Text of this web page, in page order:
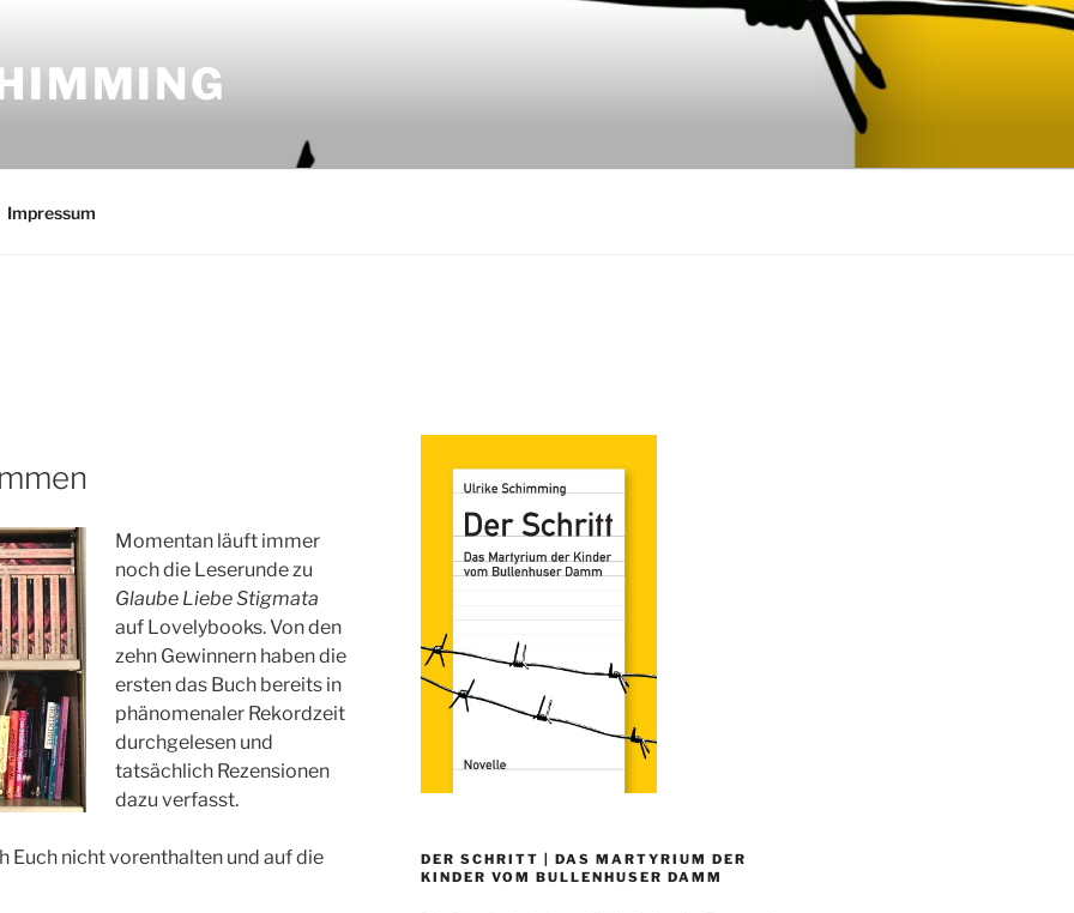
Impressum
Momentan läuft immer
noch die Leserunde zu
Glaube Liebe Stigmata
auf Lovelybooks. Von den
zehn Gewinnern haben die
ersten das Buch bereits in
phänomenaler Rekordzeit
durchgelesen und
tatsächlich Rezensionen
dazu verfasst.
Euch nicht vorenthalten und auf die
DER SCHRITT | DAS MARTYRIUM DER
KINDER VOM BULLENHUSER DAMM